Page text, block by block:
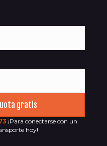
¡Para conectarse con un
hoy!